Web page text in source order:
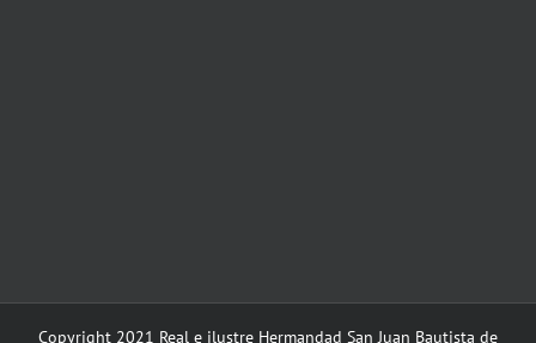
Copyright 2021 Real e ilustre Hermandad San Juan Bautista de